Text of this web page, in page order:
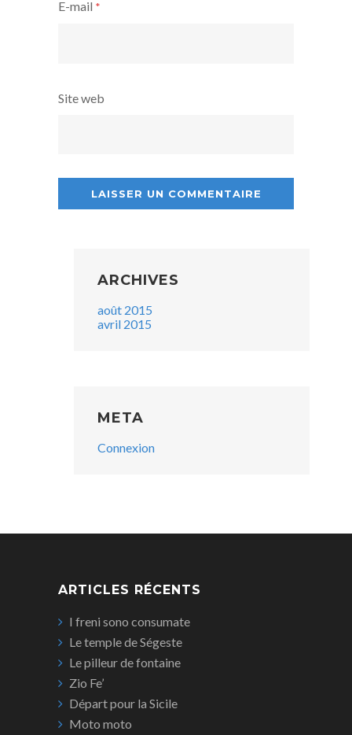
E-mail *
Site web
ARCHIVES
août 2015
avril 2015
META
Connexion
ARTICLES RÉCENTS
I freni sono consumate
Le temple de Ségeste
Le pilleur de fontaine
Zio Fe’
Départ pour la Sicile
Moto moto